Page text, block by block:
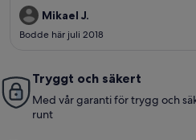
Mikael J.
Bodde här juli 2018
Tryggt och säkert
Med vår garanti för trygg och
runt